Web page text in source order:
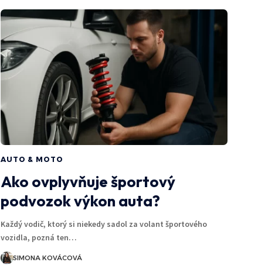
AUTO & MOTO
Ako ovplyvňuje športový
podvozok výkon auta?
Každý vodič, ktorý si niekedy sadol za volant športového
vozidla, pozná ten…
SIMONA KOVÁCOVÁ